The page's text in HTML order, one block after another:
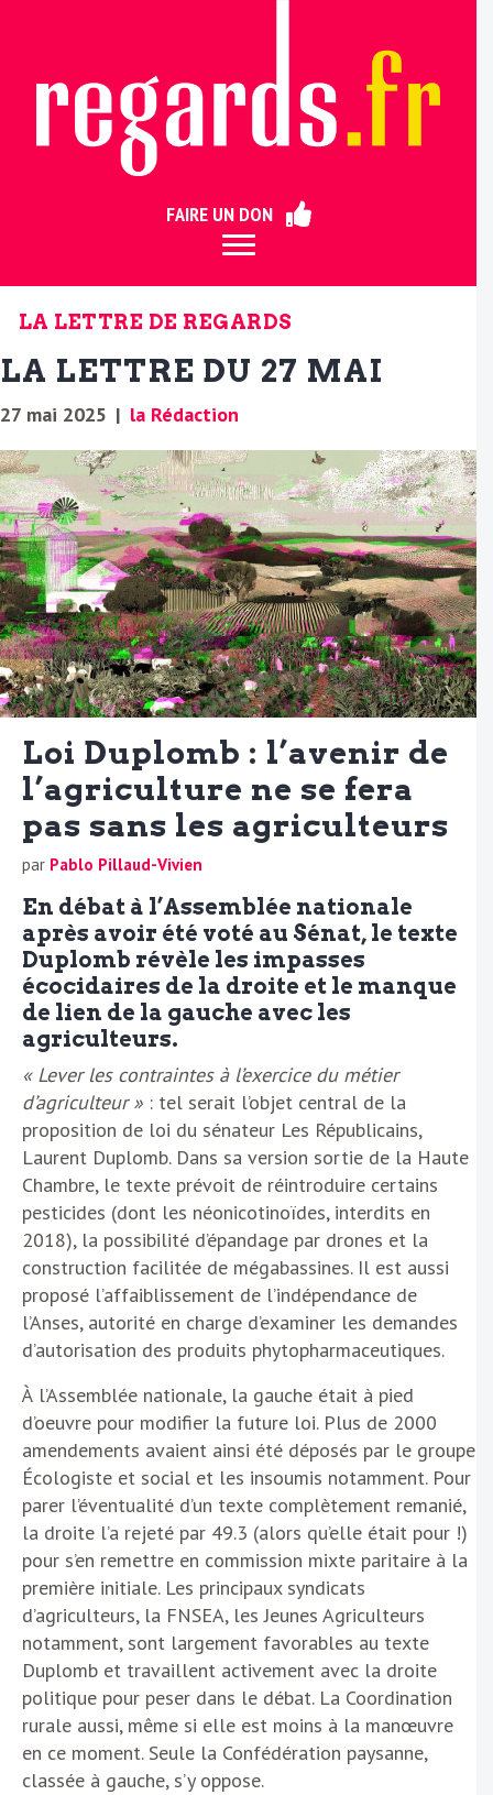
FAIRE UN DON
LA LETTRE DE REGARDS
LA LETTRE DU 27 MAI
27 mai 2025 | la Rédaction
Loi Duplomb : l’avenir de
l’agriculture ne se fera
pas sans les agriculteurs
par Pablo Pillaud-Vivien
En débat à l’Assemblée nationale
après avoir été voté au Sénat, le texte
Duplomb révèle les impasses
écocidaires de la droite et le manque
de lien de la gauche avec les
agriculteurs.
« Lever les contraintes à l’exercice du métier
d’agriculteur » : tel serait l’objet central de la
proposition de loi du sénateur Les Républicains,
Laurent Duplomb. Dans sa version sortie de la Haute
Chambre, le texte prévoit de réintroduire certains
pesticides (dont les néonicotinoïdes, interdits en
2018), la possibilité d’épandage par drones et la
construction facilitée de mégabassines. Il est aussi
proposé l’affaiblissement de l’indépendance de
l’Anses, autorité en charge d’examiner les demandes
d’autorisation des produits phytopharmaceutiques.
À l’Assemblée nationale, la gauche était à pied
d’oeuvre pour modifier la future loi. Plus de 2000
amendements avaient ainsi été déposés par le groupe
Écologiste et social et les insoumis notamment. Pour
parer l’éventualité d’un texte complètement remanié,
la droite l’a rejeté par 49.3 (alors qu’elle était pour !)
pour s’en remettre en commission mixte paritaire à la
première initiale. Les principaux syndicats
d’agriculteurs, la FNSEA, les Jeunes Agriculteurs
notamment, sont largement favorables au texte
Duplomb et travaillent activement avec la droite
politique pour peser dans le débat. La Coordination
rurale aussi, même si elle est moins à la manœuvre
en ce moment. Seule la Confédération paysanne,
classée à gauche, s’y oppose.